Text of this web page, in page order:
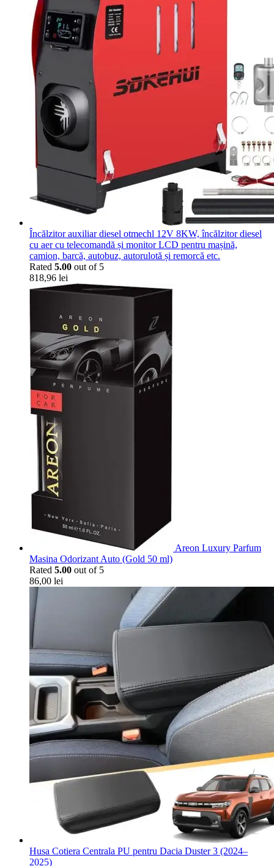
Încălzitor auxiliar diesel otmechl 12V 8KW, încălzitor diesel
cu aer cu telecomandă și monitor LCD pentru mașină,
camion, barcă, autobuz, autorulotă și remorcă etc.
Rated 5.00 out of 5
818,96 lei
Areon Luxury Parfum
Masina Odorizant Auto (Gold 50 ml)
Rated 5.00 out of 5
86,00 lei
Husa Cotiera Centrala PU pentru Dacia Duster 3 (2024–
2025)